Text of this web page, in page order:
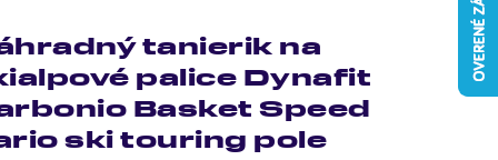
tanierik na
palice Dynafit
Basket Speed
ski touring pole